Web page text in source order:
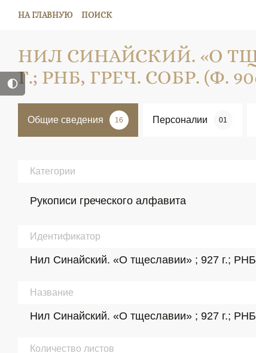
НА ГЛАВНУЮ ПОИСК
НИЛ СИНАЙСКИЙ. «О
Г.; РНБ, ГРЕЧ. СОБР. (Ф.
Общие сведения 16 Персоналии 01
Категории
Рукописи греческого алфавита
Идентификатор
Нил Синайский. «О тщеславии» ; 927 г.;
Название
Нил Синайский. «О тщеславии» ; 927 г.;
Количество листов